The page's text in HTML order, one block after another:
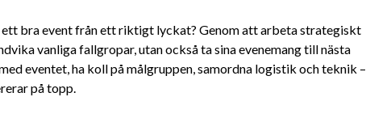
ett bra event från ett riktigt lyckat? Genom att arbeta strategiskt
vanliga fallgropar, utan också ta sina evenemang till nästa
eventet, ha koll på målgruppen, samordna logistik och teknik –
på topp.